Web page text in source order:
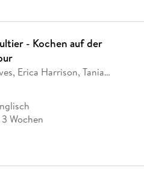
- Kochen auf der
Erica Harrison, Tania
Wochen